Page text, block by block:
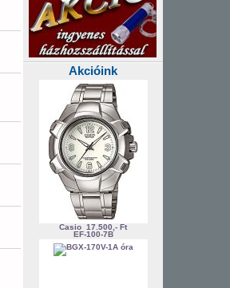
Akcióink
Casio 17.500,- Ft
EF-100-7B